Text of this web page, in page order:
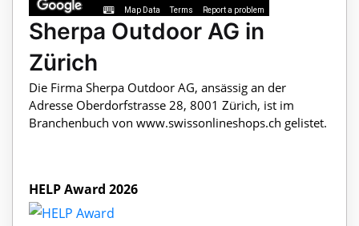
Map Data Terms Report a problem
Sherpa Outdoor AG in
Zürich
Die Firma Sherpa Outdoor AG, ansässig an der
Adresse Oberdorfstrasse 28, 8001 Zürich, ist im
Branchenbuch von www.swissonlineshops.ch gelistet.
HELP Award 2026